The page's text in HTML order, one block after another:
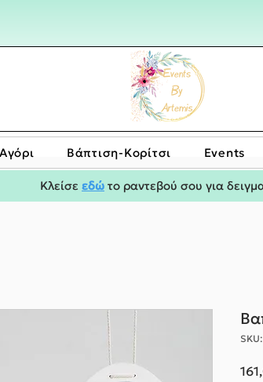
Bάπτιση-Κορίτσι Events
Κλείσε εδώ το ραντεβού σου για